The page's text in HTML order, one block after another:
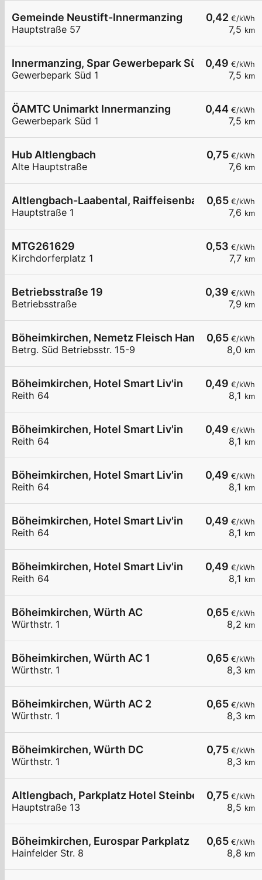
0,42 €/kWh
7,5 km
Gemeinde Neustift-Innermanzing
Hauptstraße 57
0,49 €/kWh
7,5 km
Innermanzing, Spar Gewerbepark Süd
Gewerbepark Süd 1
0,44 €/kWh
7,5 km
ÖAMTC Unimarkt Innermanzing
Gewerbepark Süd 1
0,75 €/kWh
7,6 km
Hub Altlengbach
Alte Hauptstraße
0,65 €/kWh
7,6 km
Altlengbach-Laabental, Raiffeisenbank
Hauptstraße 1
0,53 €/kWh
7,7 km
MTG261629
Kirchdorferplatz 1
0,39 €/kWh
7,9 km
Betriebsstraße 19
Betriebsstraße
0,65 €/kWh
8,0 km
Böheimkirchen, Nemetz Fleisch HandelsgesmbH
Betrg. Süd Betriebsstr. 15-9
0,49 €/kWh
8,1 km
Böheimkirchen, Hotel Smart Liv'in
Reith 64
0,49 €/kWh
8,1 km
Böheimkirchen, Hotel Smart Liv'in
Reith 64
0,49 €/kWh
8,1 km
Böheimkirchen, Hotel Smart Liv'in
Reith 64
0,49 €/kWh
8,1 km
Böheimkirchen, Hotel Smart Liv'in
Reith 64
0,49 €/kWh
8,1 km
Böheimkirchen, Hotel Smart Liv'in
Reith 64
0,65 €/kWh
8,2 km
Böheimkirchen, Würth AC
Würthstr. 1
0,65 €/kWh
8,3 km
Böheimkirchen, Würth AC 1
Würthstr. 1
0,65 €/kWh
8,3 km
Böheimkirchen, Würth AC 2
Würthstr. 1
0,75 €/kWh
8,3 km
Böheimkirchen, Würth DC
Würthstr. 1
0,75 €/kWh
8,5 km
Altlengbach, Parkplatz Hotel Steinberger
Hauptstraße 13
0,65 €/kWh
8,8 km
Böheimkirchen, Eurospar Parkplatz
Hainfelder Str. 8